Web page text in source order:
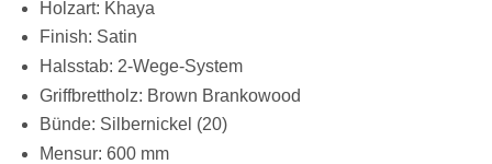
Holzart: Khaya
Finish: Satin
Halsstab: 2-Wege-System
Griffbrettholz: Brown Brankowood
Bünde: Silbernickel (20)
Mensur: 600 mm